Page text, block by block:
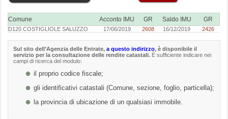
Comune Acconto IMU GR Saldo IMU GR
D120 COSTIGLIOLE SALUZZO 17/06/2019 2608 16/12/2019 2426
Sul sito dell’Agenzia delle Entrate,a questo indirizzo, è disponibile il
servizio per la consultazione delle rendite catastali. È sufficiente indicare nei
campi di ricerca del modulo:
il proprio codice fiscale;
gli identificativi catastali (Comune, sezione, foglio, particella);
la provincia di ubicazione di un qualsiasi immobile.